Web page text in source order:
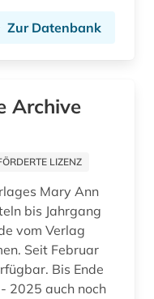
Zur Datenbank
Archive
LIZENZ
Mary Ann
bis Jahrgang
vom Verlag
Seit Februar
Bis Ende
2025 auch noch